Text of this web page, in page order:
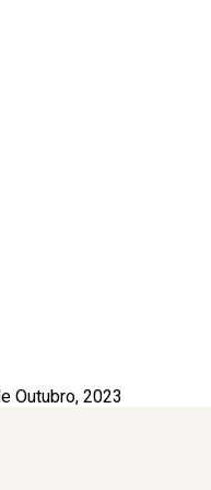
Outubro, 2023